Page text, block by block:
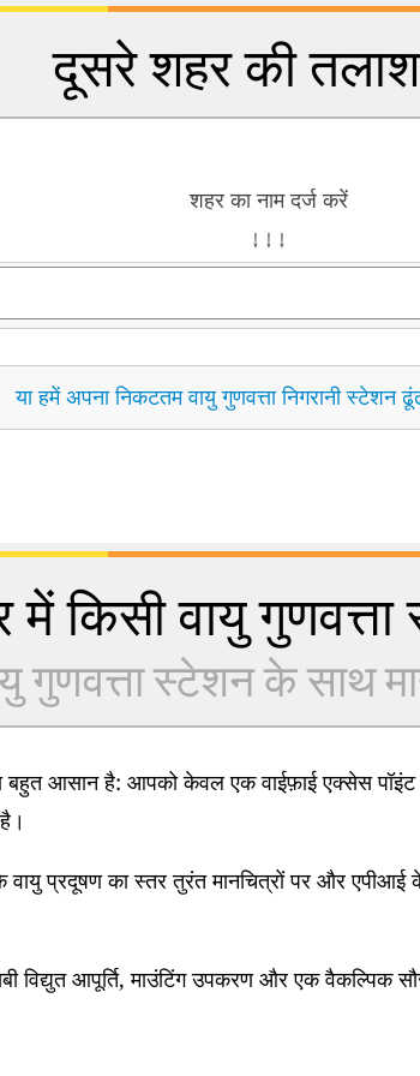
दूसरे शहर की
शहर का नाम दर्ज करें
↓ ↓ ↓
या हमें अपना निकटतम वायु गुणवत्ता निगरानी स्टेशन
किसी वायु
स्टेशन के साथ
बहुत आसान है: आपको केवल एक वाईफ़ाई एक्सेस पॉइंट
प्रदूषण का स्तर तुरंत मानचित्रों पर और एपीआई
विद्युत आपूर्ति, माउंटिंग उपकरण और एक वैकल्पिक